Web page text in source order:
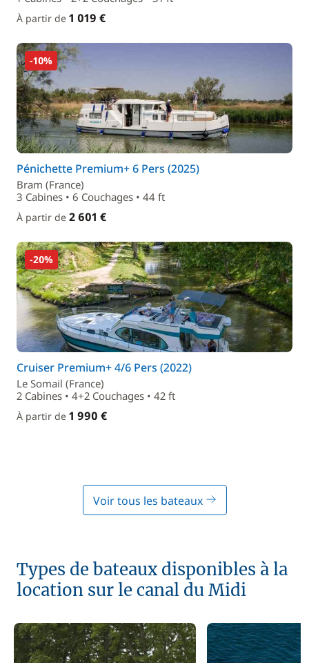
À partir de 1 019 €
-10%
Pénichette Premium+ 6 Pers (2025)
Bram (France)
3 Cabines • 6 Couchages • 44 ft
À partir de 2 601 €
-20%
Cruiser Premium+ 4/6 Pers (2022)
Le Somail (France)
2 Cabines • 4+2 Couchages • 42 ft
À partir de 1 990 €
Voir tous les bateaux
Types de bateaux disponibles à la
location sur le canal du Midi